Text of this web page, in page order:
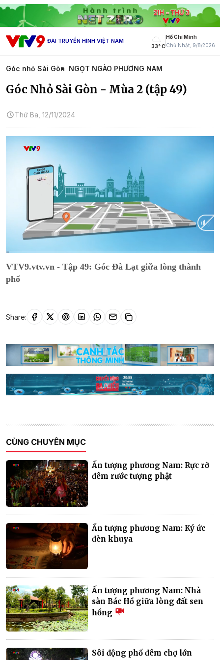
ĐÀI TRUYỀN HÌNH VIỆT NAM
33° C
Hồ Chí Minh
Chủ Nhật, 9/8/2026
Góc nhỏ Sài Gòn NGỌT NGÀO PHƯƠNG NAM
Góc Nhỏ Sài Gòn - Mùa 2 (tập 49)
Thứ Ba, 12/11/2024
VTV9.vtv.vn - Tập 49: Góc Đà Lạt giữa lòng thành
phố
Share:
CÙNG CHUYÊN MỤC
Ấn tượng phương Nam: Rực rỡ
đêm rước tượng phật
Ấn tượng phương Nam: Ký ức
đèn khuya
Ấn tượng phương Nam: Nhà
sàn Bác Hồ giữa lòng đất sen
hồng
Sôi động phố đêm chợ lớn